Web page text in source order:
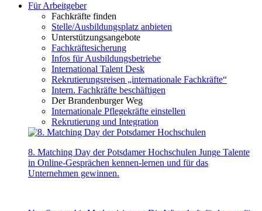
Für Arbeitgeber
Fachkräfte finden
Stelle/Ausbildungsplatz anbieten
Unterstützungsangebote
Fachkräftesicherung
Infos für Ausbildungsbetriebe
International Talent Desk
Rekrutierungsreisen „internationale Fachkräfte“
Intern. Fachkräfte beschäftigen
Der Brandenburger Weg
Internationale Pflegekräfte einstellen
Rekrutierung und Integration
8. Matching Day der Potsdamer Hochschulen Junge Talente
in Online-Gesprächen kennen-lernen und für das
Unternehmen gewinnen.